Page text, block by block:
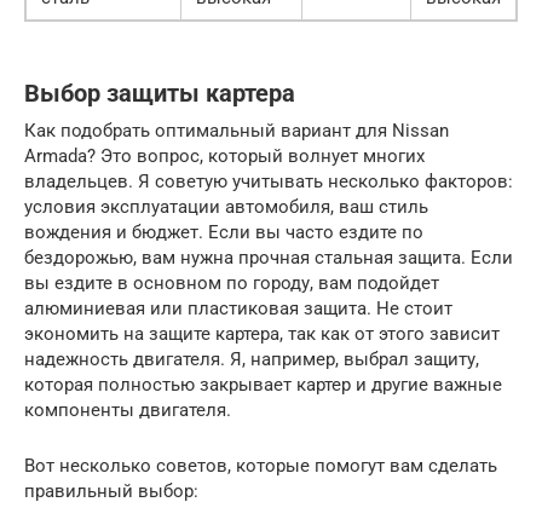
Выбор защиты картера
Как подобрать оптимальный вариант для Nissan
Armada? Это вопрос, который волнует многих
владельцев. Я советую учитывать несколько факторов:
условия эксплуатации автомобиля, ваш стиль
вождения и бюджет. Если вы часто ездите по
бездорожью, вам нужна прочная стальная защита. Если
вы ездите в основном по городу, вам подойдет
алюминиевая или пластиковая защита. Не стоит
экономить на защите картера, так как от этого зависит
надежность двигателя. Я, например, выбрал защиту,
которая полностью закрывает картер и другие важные
компоненты двигателя.
Вот несколько советов, которые помогут вам сделать
правильный выбор: